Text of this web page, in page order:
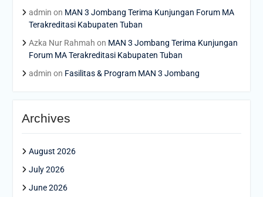
admin on MAN 3 Jombang Terima Kunjungan Forum MA
Terakreditasi Kabupaten Tuban
Azka Nur Rahmah on MAN 3 Jombang Terima Kunjungan
Forum MA Terakreditasi Kabupaten Tuban
admin on Fasilitas & Program MAN 3 Jombang
Archives
August 2026
July 2026
June 2026